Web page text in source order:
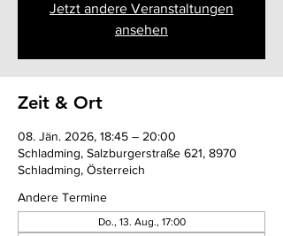
Jetzt andere Veranstaltungen
ansehen
Zeit & Ort
08. Jän. 2026, 18:45 – 20:00
Schladming, Salzburgerstraße 621, 8970
Schladming, Österreich
Andere Termine
Do., 13. Aug., 17:00